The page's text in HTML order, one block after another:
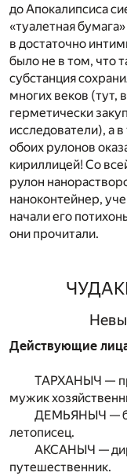
до Апокалипсиса
«туалетная
в достаточно
было не в том, что
субстанция
многих веков (тут,
герметически
исследователи), а
обоих рулонов
кириллицей! Со
рулон
наноконтейнер,
начали его
они прочитали.
Действующие
ТАРХАНЫЧ —
мужик
ДЕМЬЯНЫЧ —
летописец.
АКСАНЫЧ —
путешественник.